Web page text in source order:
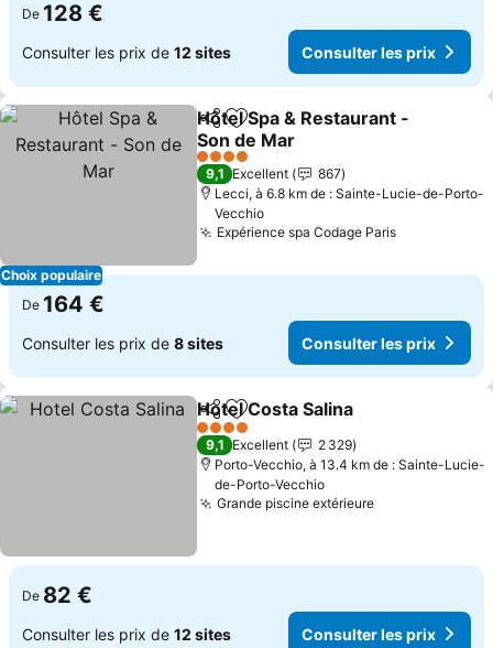
De 128 €
Consulter les prix de 12 sites Consulter les prix
Choix populaire
PartagerAjouter à mes favoris
Hôtel Spa & Restaurant -
Son de Mar
4 Étoiles
9,1 Excellent
867
Lecci, à 6.8 km de : Sainte-Lucie-de-Porto-
Vecchio
Expérience spa Codage Paris
De 164 €
Consulter les prix de 8 sites Consulter les prix
PartagerAjouter à mes favoris
Hotel Costa Salina
4 Étoiles
9,1 Excellent
2 329
Porto-Vecchio, à 13.4 km de : Sainte-Lucie-
de-Porto-Vecchio
Grande piscine extérieure
De 82 €
Consulter les prix de 12 sites Consulter les prix